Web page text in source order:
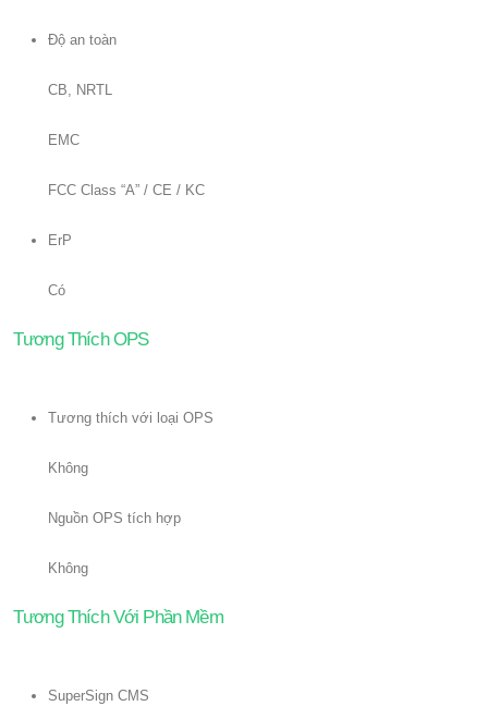
Độ an toàn
CB, NRTL
EMC
FCC Class “A” / CE / KC
ErP
Có
Tương Thích OPS
Tương thích với loại OPS
Không
Nguồn OPS tích hợp
Không
Tương Thích Với Phần Mềm
SuperSign CMS